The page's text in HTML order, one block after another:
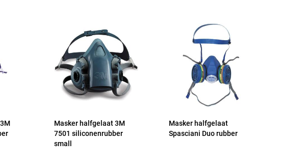
Masker halfgelaat 3M
7501 siliconenrubber
small
Masker halfgelaat
Spasciani Duo rubber